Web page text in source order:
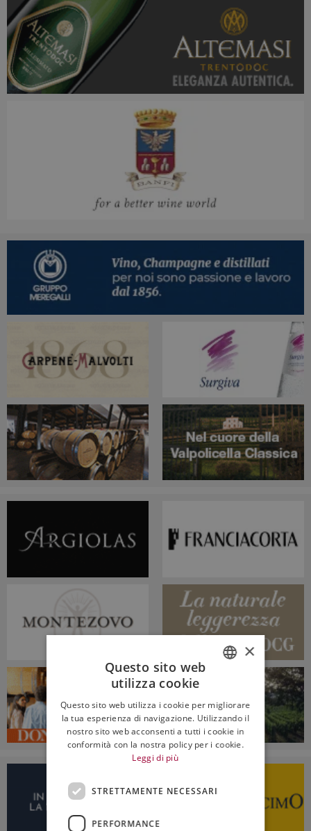
ENGLISH
×
Questo sito web
utilizza cookie
Questo sito web utilizza i cookie per migliorare
la tua esperienza di navigazione. Utilizzando il
nostro sito web acconsenti a tutti i cookie in
conformità con la nostra policy per i cookie.
Leggi di più
STRETTAMENTE NECESSARI
PERFORMANCE